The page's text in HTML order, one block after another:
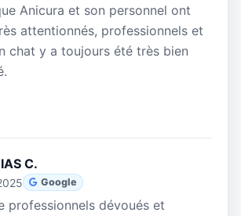
Anicura et son personnel ont
attentionnés, professionnels et
chat y a toujours été très bien
C.
Google
professionnels dévoués et